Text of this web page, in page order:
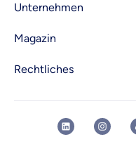
Unternehmen
Magazin
Rechtliches